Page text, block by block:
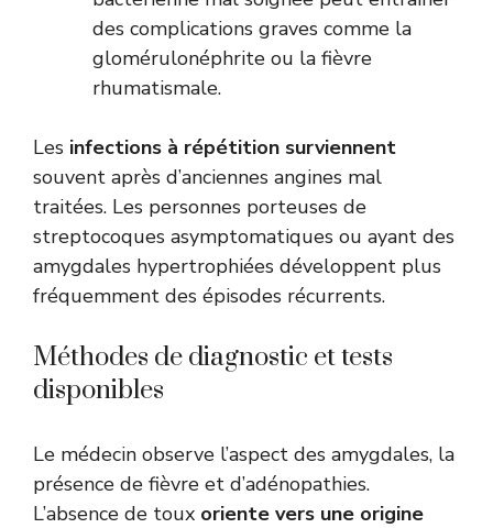
des complications graves comme la
glomérulonéphrite ou la fièvre
rhumatismale.
Les infections à répétition surviennent
souvent après d’anciennes angines mal
traitées. Les personnes porteuses de
streptocoques asymptomatiques ou ayant des
amygdales hypertrophiées développent plus
fréquemment des épisodes récurrents.
Méthodes de diagnostic et tests
disponibles
Le médecin observe l’aspect des amygdales, la
présence de fièvre et d’adénopathies.
L’absence de toux oriente vers une origine